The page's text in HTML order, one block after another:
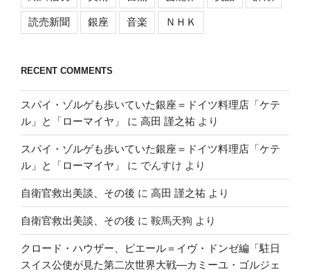
読売新聞 銀座 音楽 ＮＨＫ
RECENT COMMENTS
スパイ・ゾルゲも歩いていた銀座＝ドイツ料理店「ケテ
ル」と「ローマイヤ」
に 高田 謹之祐 より
スパイ・ゾルゲも歩いていた銀座＝ドイツ料理店「ケテ
ル」と「ローマイヤ」
に でんすけ より
自衛官救出美談、その後 に 高田 謹之祐 より
自衛官救出美談、その後 に 鞍馬天狗 より
クロード・ハウザー、ピエール＝イヴ・ドンゼ編「駐日
スイス公使が見た第二次世界大戦―カミーユ・ゴルジェ